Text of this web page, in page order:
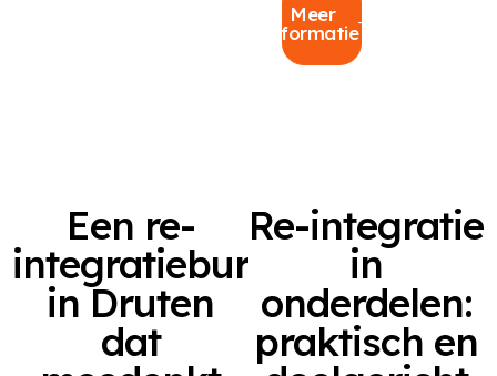
Meer
informatie
Een re-
integratiebureau
in Druten
dat
Re-integratie
in
onderdelen:
praktisch en